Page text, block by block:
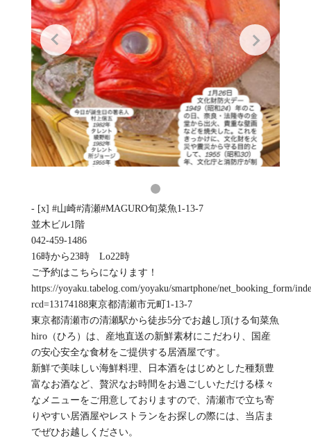
- [x] #山崎#清瀬#MAGURO旬菜魚1-13-7
並木ビル1階
042-459-1486
16時から23時 Lo22時
ご予約はこちらになります！
https://yoyaku.tabelog.com/yoyaku/smartphone/net_booking_form/
rcd=13174188東京都清瀬市元町1-13-7
東京都清瀬市の清瀬駅から徒歩5分でお越し頂ける旬菜魚
hiro（ひろ）は、産地直送の新鮮素材にこだわり、国産
の安心安全な食材をご提供する居酒屋です。
新鮮で美味しい海鮮料理、日本酒をはじめとした種類豊
富なお酒など、贅沢なお時間をお過ごしいただける様々
なメニューをご用意しておりますので、清瀬市で立ち寄
りやすい居酒屋やレストランをお探しの際には、当店ま
でぜひお越しください。